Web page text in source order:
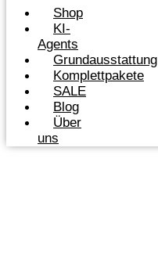
Shop
KI-
Agents
Grundausstattung
Komplettpakete
SALE
Blog
Über
uns